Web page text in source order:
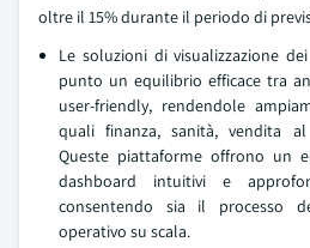
oltre il 15% durante il periodo di
Le soluzioni di visualizzazione
punto un equilibrio efficace tra
user-friendly, rendendole
quali finanza, sanità, vendita
Queste piattaforme offrono un
dashboard intuitivi e
consentendo sia il processo
operativo su scala.